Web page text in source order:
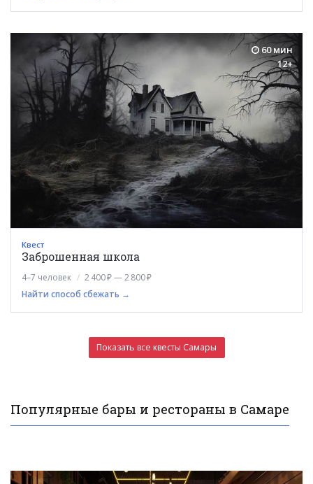
60 мин
12+
Квест
Заброшенная школа
4–7 человек
2 400 ₽ — 2 800 ₽
Найти способ сбежать →
Показать все квесты Самары
Популярные бары и рестораны в Самаре